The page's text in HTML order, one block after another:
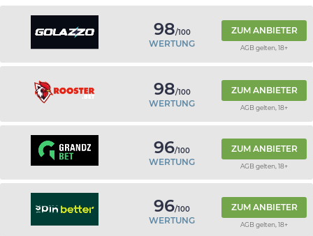
98/100
WERTUNG
ZUM ANBIETER
AGB gelten, 18+
98/100
WERTUNG
ZUM ANBIETER
AGB gelten, 18+
96/100
WERTUNG
ZUM ANBIETER
AGB gelten, 18+
96/100
WERTUNG
ZUM ANBIETER
AGB gelten, 18+